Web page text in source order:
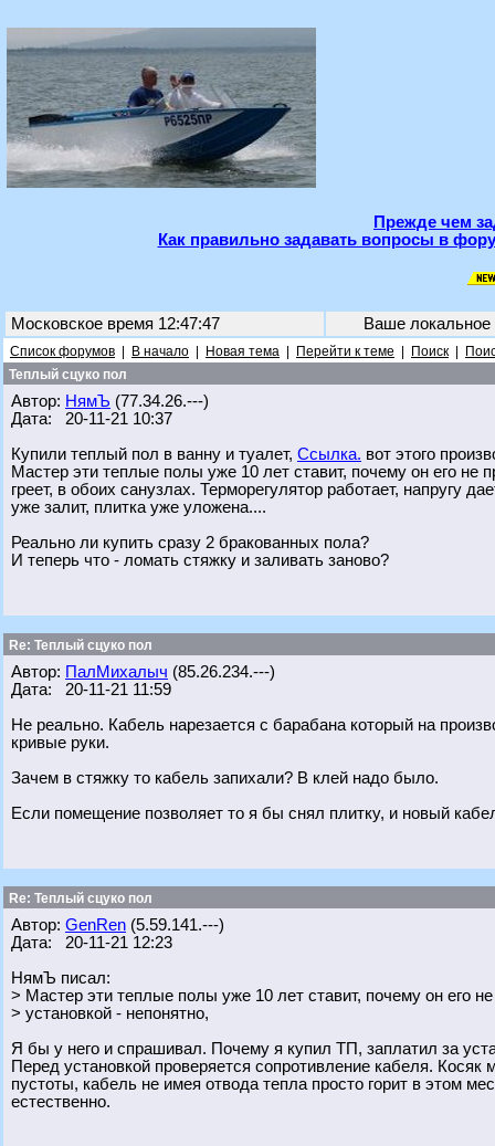
Прежде чем
Как правильно задавать вопросы в
Московское время 12:47:47 Ваше
Список форумов В начало Новая тема Перейти к теме Поиск
Теплый сцуко пол
Автор: НямЪ (77.34.26.---)
Дата: 20-11-21 10:37
Купили теплый пол в ванну и туалет, Ссылка. вот этого
Мастер эти теплые полы уже 10 лет ставит, почему он его не
греет, в обоих санузлах. Терморегулятор работает, напругу
уже залит, плитка уже уложена....
Реально ли купить сразу 2 бракованных пола?
И теперь что - ломать стяжку и заливать заново?
Re: Теплый сцуко пол
Автор: ПалМихалыч (85.26.234.---)
Дата: 20-11-21 11:59
Не реально. Кабель нарезается с барабана который на
кривые руки.
Зачем в стяжку то кабель запихали? В клей надо было.
Если помещение позволяет то я бы снял плитку, и новый
Re: Теплый сцуко пол
Автор: GenRen (5.59.141.---)
Дата: 20-11-21 12:23
НямЪ писал:
> Мастер эти теплые полы уже 10 лет ставит, почему он его
> установкой - непонятно,
Я бы у него и спрашивал. Почему я купил ТП, заплатил за
Перед установкой проверяется сопротивление кабеля.
пустоты, кабель не имея отвода тепла просто горит в этом
естественно.